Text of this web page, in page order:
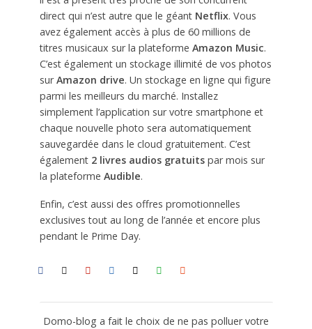
direct qui n’est autre que le géant Netflix. Vous
avez également accès à plus de 60 millions de
titres musicaux sur la plateforme Amazon Music.
C’est également un stockage illimité de vos photos
surAmazon drive. Un stockage en ligne qui figure
parmi les meilleurs du marché. Installez
simplement l’application sur votre smartphone et
chaque nouvelle photo sera automatiquement
sauvegardée dans le cloud gratuitement. C’est
également 2 livres audios gratuitspar mois sur
la plateforme Audible.
Enfin, c’est aussi des offres promotionnelles
exclusives tout au long de l’année et encore plus
pendant le Prime Day.
Domo-blog a fait le choix de ne pas polluer votre